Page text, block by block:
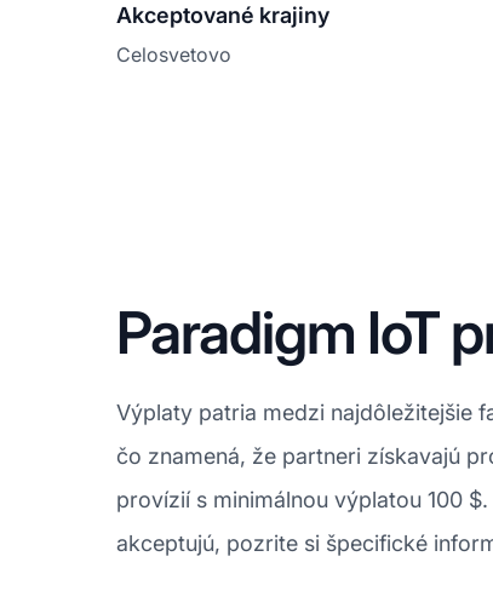
Akceptované krajiny
Celosvetovo
Paradigm IoT
Výplaty patria medzi najdôležitejšie
čo znamená, že partneri získavajú
provízií s minimálnou výplatou 100
akceptujú, pozrite si špecifické